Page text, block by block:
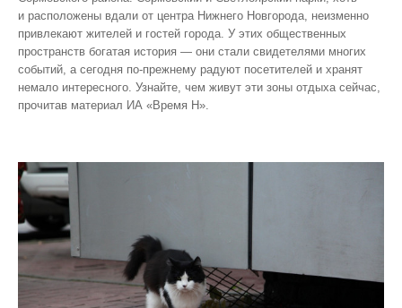
и расположены вдали от центра Нижнего Новгорода, неизменно
привлекают жителей и гостей города. У этих общественных
пространств богатая история — они стали свидетелями многих
событий, а сегодня по‑прежнему радуют посетителей и хранят
немало интересного. Узнайте, чем живут эти зоны отдыха сейчас,
прочитав материал ИА «Время Н».